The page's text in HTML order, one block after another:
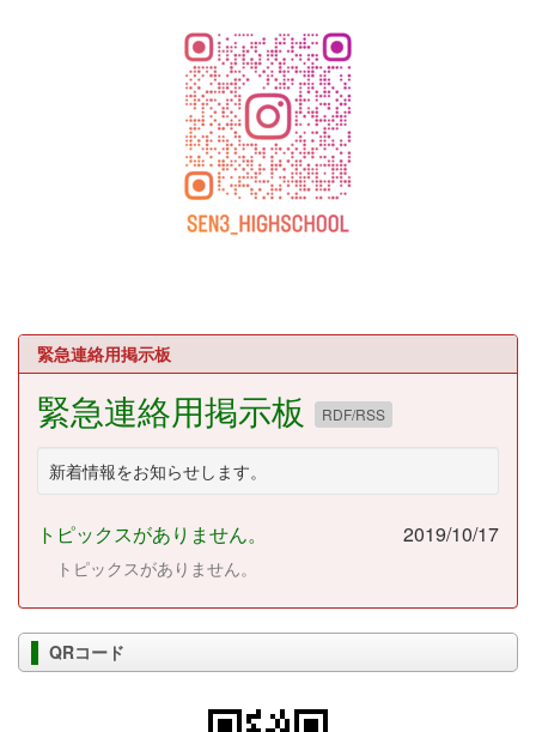
緊急連絡用掲示板
緊急連絡用掲示板 RDF/RSS
新着情報をお知らせします。
トピックスがありません。 2019/10/17
トピックスがありません。
QRコード